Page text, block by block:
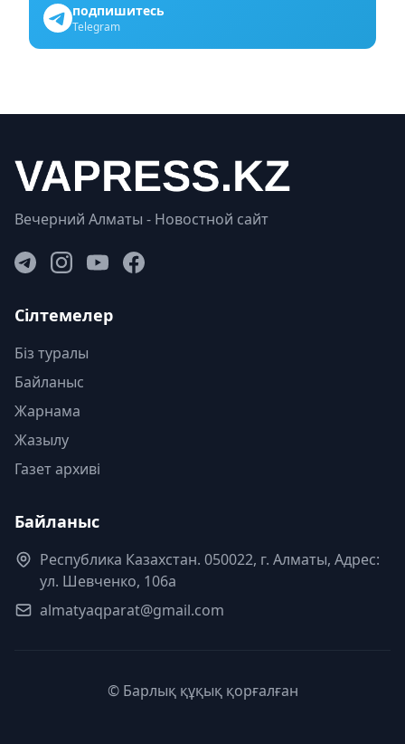
подпишитесь
Telegram
Вечерний Алматы - Новостной сайт
Сілтемелер
Біз туралы
Байланыс
Жарнама
Жазылу
Газет архиві
Байланыс
Республика Казахстан. 050022, г. Алматы, Адрес:
ул. Шевченко, 106а
almatyaqparat@gmail.com
© Барлық құқық қорғалған